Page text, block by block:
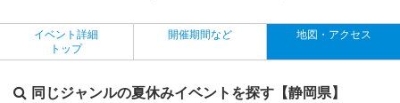
イベント詳細
トップ
開催期間など 地図・アクセス
同じジャンルの夏休みイベントを探す【静岡県】